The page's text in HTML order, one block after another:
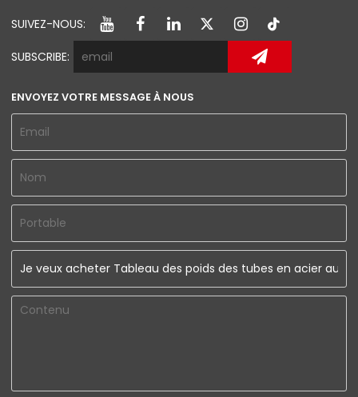
SUIVEZ-NOUS:
SUBSCRIBE:
ENVOYEZ VOTRE MESSAGE À NOUS